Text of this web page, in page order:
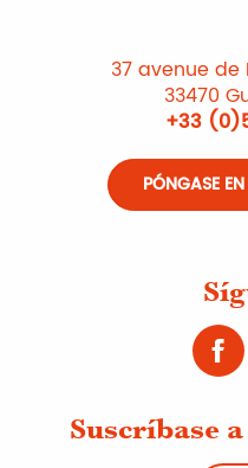
37 avenue de
33470
+33
PÓNGASE
Suscríbase